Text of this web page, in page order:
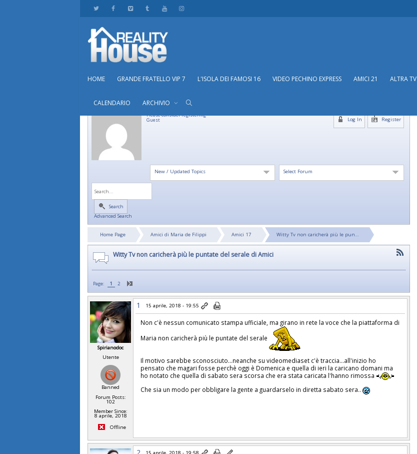
HOME GRANDE FRATELLO VIP 7 L'ISOLA DEI FAMOSI 16 VIDEO PECHINO EXPRESS AMICI 21 ALTRA TV
CALENDARIO ARCHIVIO
Please consider registering
Guest Register
Log In
Select Forum
New / Updated Topics
Search
Advanced Search
Home Page Amici di Maria de Filippi Amici 17 Witty Tv non caricherà più le pun…
Witty Tv non caricherà più le puntate del serale di Amici
Page: 1 2
Spirianodoc
Utente
Banned
Forum Posts:
102
Member Since:
8 aprile, 2018
Offline
1 15 aprile, 2018 - 19:55
Non c'è nessun comunicato stampa ufficiale, ma girano in rete la voce che la piattaforma di
Maria non caricherà più le puntate del serale
Il motivo sarebbe sconosciuto...neanche su videomediaset c'è traccia...all'inizio ho
pensato che magari fosse perchè oggi è Domenica e quella di ieri la caricano domani ma
ho notato che quella di sabato sera scorsa che era stata caricata l'hanno rimossa
Che sia un modo per obbligare la gente a guardarselo in diretta sabato sera..
2 15 aprile, 2018 - 19:58